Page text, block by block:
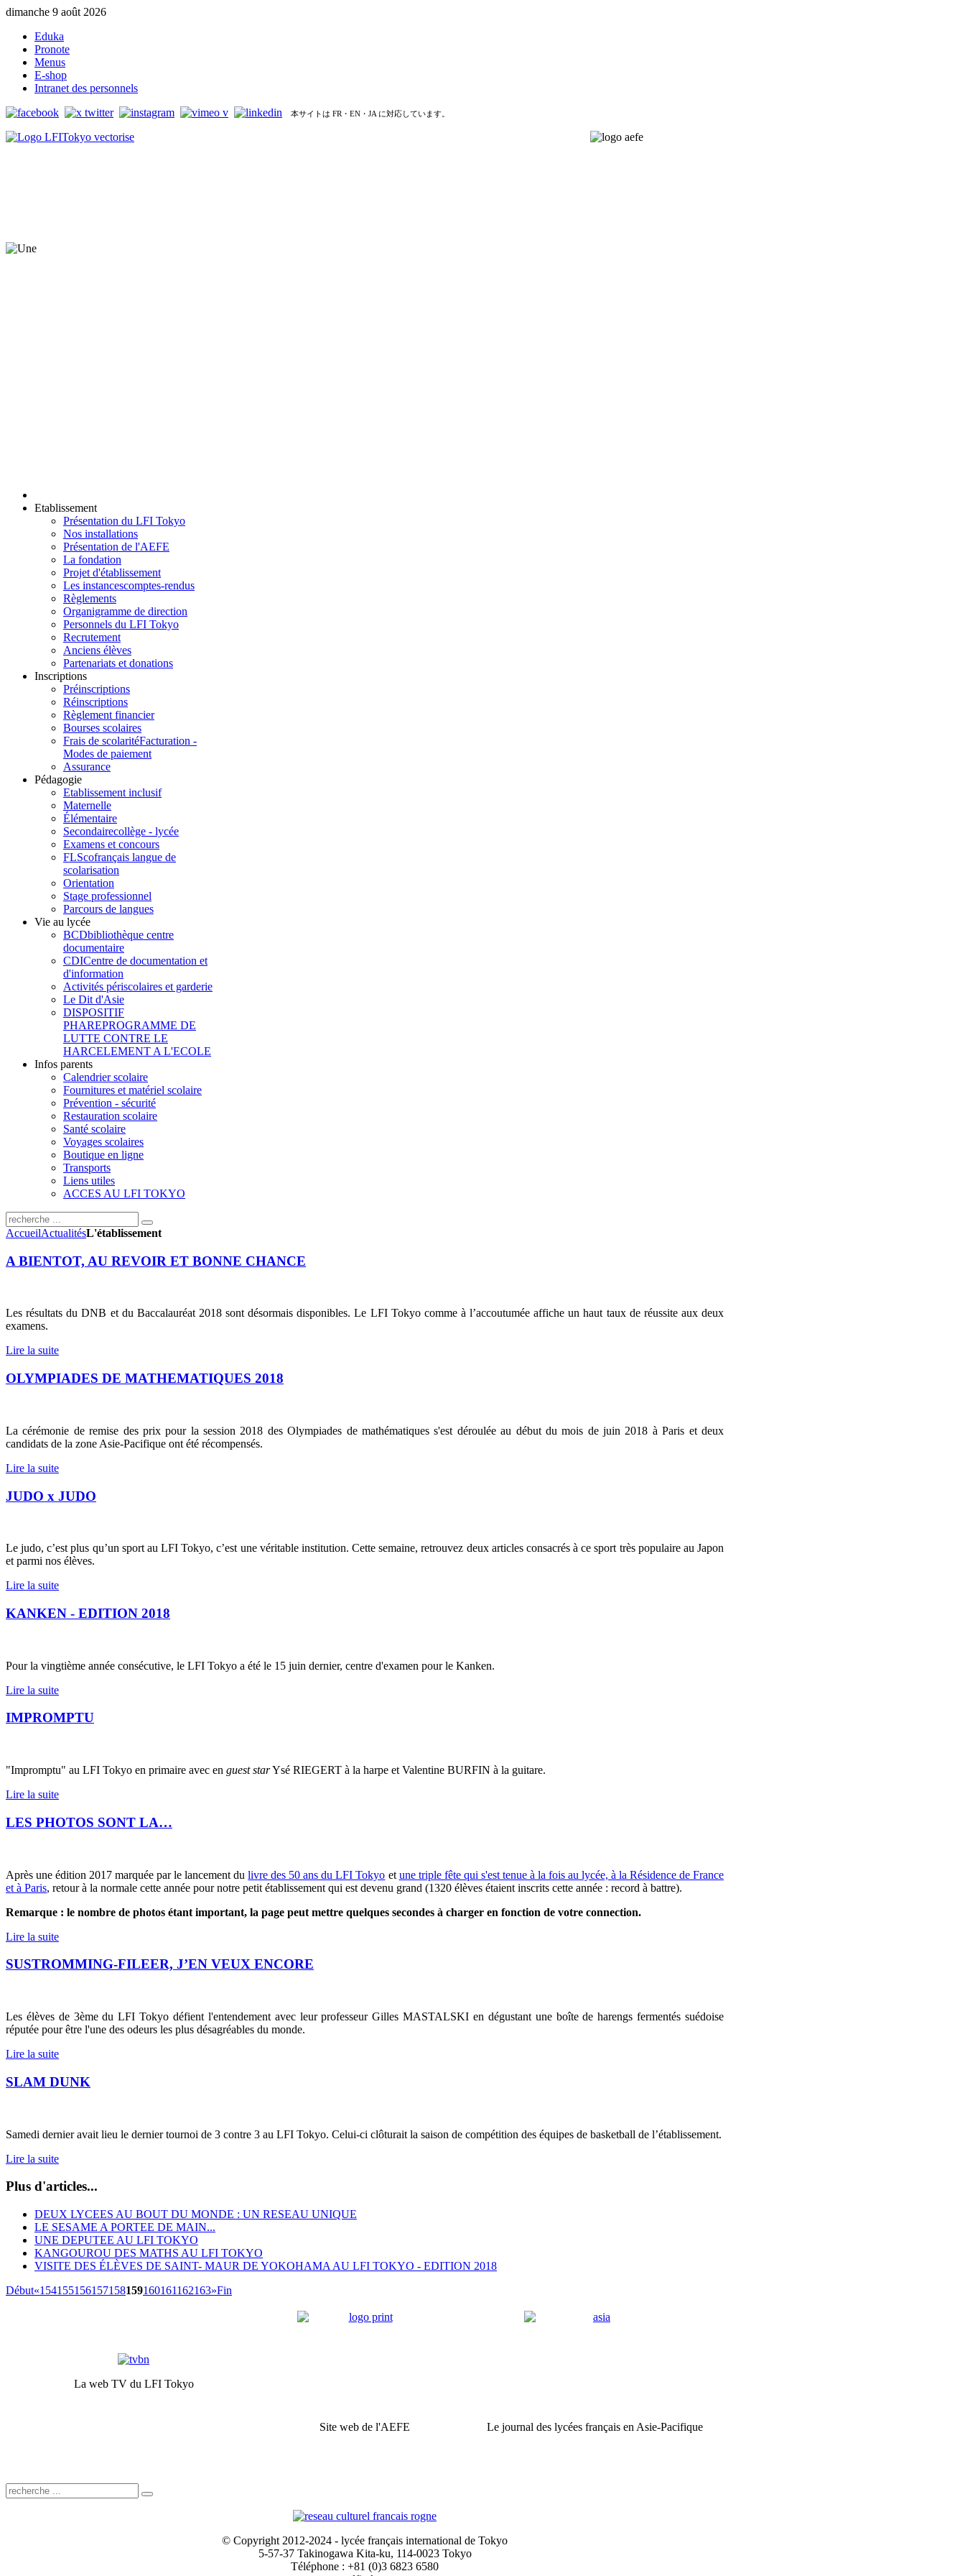
dimanche 9 août 2026
Eduka
Pronote
Menus
E-shop
Intranet des personnels
本サイトは FR・EN・JA に対応しています。
Etablissement
Présentation du LFI Tokyo
Nos installations
Présentation de l'AEFE
La fondation
Projet d'établissement
Les instancescomptes-rendus
Règlements
Organigramme de direction
Personnels du LFI Tokyo
Recrutement
Anciens élèves
Partenariats et donations
Inscriptions
Préinscriptions
Réinscriptions
Règlement financier
Bourses scolaires
Frais de scolaritéFacturation -
Modes de paiement
Assurance
Pédagogie
Etablissement inclusif
Maternelle
Élémentaire
Secondairecollège - lycée
Examens et concours
FLScofrançais langue de
scolarisation
Orientation
Stage professionnel
Parcours de langues
Vie au lycée
BCDbibliothèque centre
documentaire
CDICentre de documentation et
d'information
Activités périscolaires et garderie
Le Dit d'Asie
DISPOSITIF
PHAREPROGRAMME DE
LUTTE CONTRE LE
HARCELEMENT A L'ECOLE
Infos parents
Calendrier scolaire
Fournitures et matériel scolaire
Prévention - sécurité
Restauration scolaire
Santé scolaire
Voyages scolaires
Boutique en ligne
Transports
Liens utiles
ACCES AU LFI TOKYO
AccueilActualitésL'établissement
A BIENTOT, AU REVOIR ET BONNE CHANCE
Les résultats du DNB et du Baccalauréat 2018 sont désormais disponibles. Le LFI Tokyo comme à l’accoutumée affiche un haut taux de réussite aux deux
examens.
Lire la suite
OLYMPIADES DE MATHEMATIQUES 2018
La cérémonie de remise des prix pour la session 2018 des Olympiades de mathématiques s'est déroulée au début du mois de juin 2018 à Paris et deux
candidats de la zone Asie-Pacifique ont été récompensés.
Lire la suite
JUDO x JUDO
Le judo, c’est plus qu’un sport au LFI Tokyo, c’est une véritable institution. Cette semaine, retrouvez deux articles consacrés à ce sport très populaire au Japon
et parmi nos élèves.
Lire la suite
KANKEN - EDITION 2018
Pour la vingtième année consécutive, le LFI Tokyo a été le 15 juin dernier, centre d'examen pour le Kanken.
Lire la suite
IMPROMPTU
"Impromptu" au LFI Tokyo en primaire avec en guest starYsé RIEGERT à la harpe et Valentine BURFIN à la guitare.
Lire la suite
LES PHOTOS SONT LA…
Après une édition 2017 marquée par le lancement dulivre des 50 ans du LFI Tokyo et une triple fête qui s'est tenue à la fois au lycée, à la Résidence de France
et à Paris, retour à la normale cette année pour notre petit établissement qui est devenu grand (1320 élèves étaient inscrits cette année : record à battre).
Remarque : le nombre de photos étant important, la page peut mettre quelques secondes à charger en fonction de votre connection.
Lire la suite
SUSTROMMING-FILEER, J’EN VEUX ENCORE
Les élèves de 3ème du LFI Tokyo défient l'entendement avec leur professeur Gilles MASTALSKI en dégustant une boîte de harengs fermentés suédoise
réputée pour être l'une des odeurs les plus désagréables du monde.
Lire la suite
SLAM DUNK
Samedi dernier avait lieu le dernier tournoi de 3 contre 3 au LFI Tokyo. Celui-ci clôturait la saison de compétition des équipes de basketball de l’établissement.
Lire la suite
Plus d'articles...
DEUX LYCEES AU BOUT DU MONDE : UN RESEAU UNIQUE
LE SESAME A PORTEE DE MAIN...
UNE DEPUTEE AU LFI TOKYO
KANGOUROU DES MATHS AU LFI TOKYO
VISITE DES ÉLÈVES DE SAINT- MAUR DE YOKOHAMA AU LFI TOKYO - EDITION 2018
Début«154155156157158159160161162163»Fin
La web TV du LFI Tokyo
Site web de l'AEFE Le journal des lycées français en Asie-Pacifique
© Copyright 2012-2024 - lycée français international de Tokyo
5-57-37 Takinogawa Kita-ku, 114-0023 Tokyo
Téléphone : +81 (0)3 6823 6580